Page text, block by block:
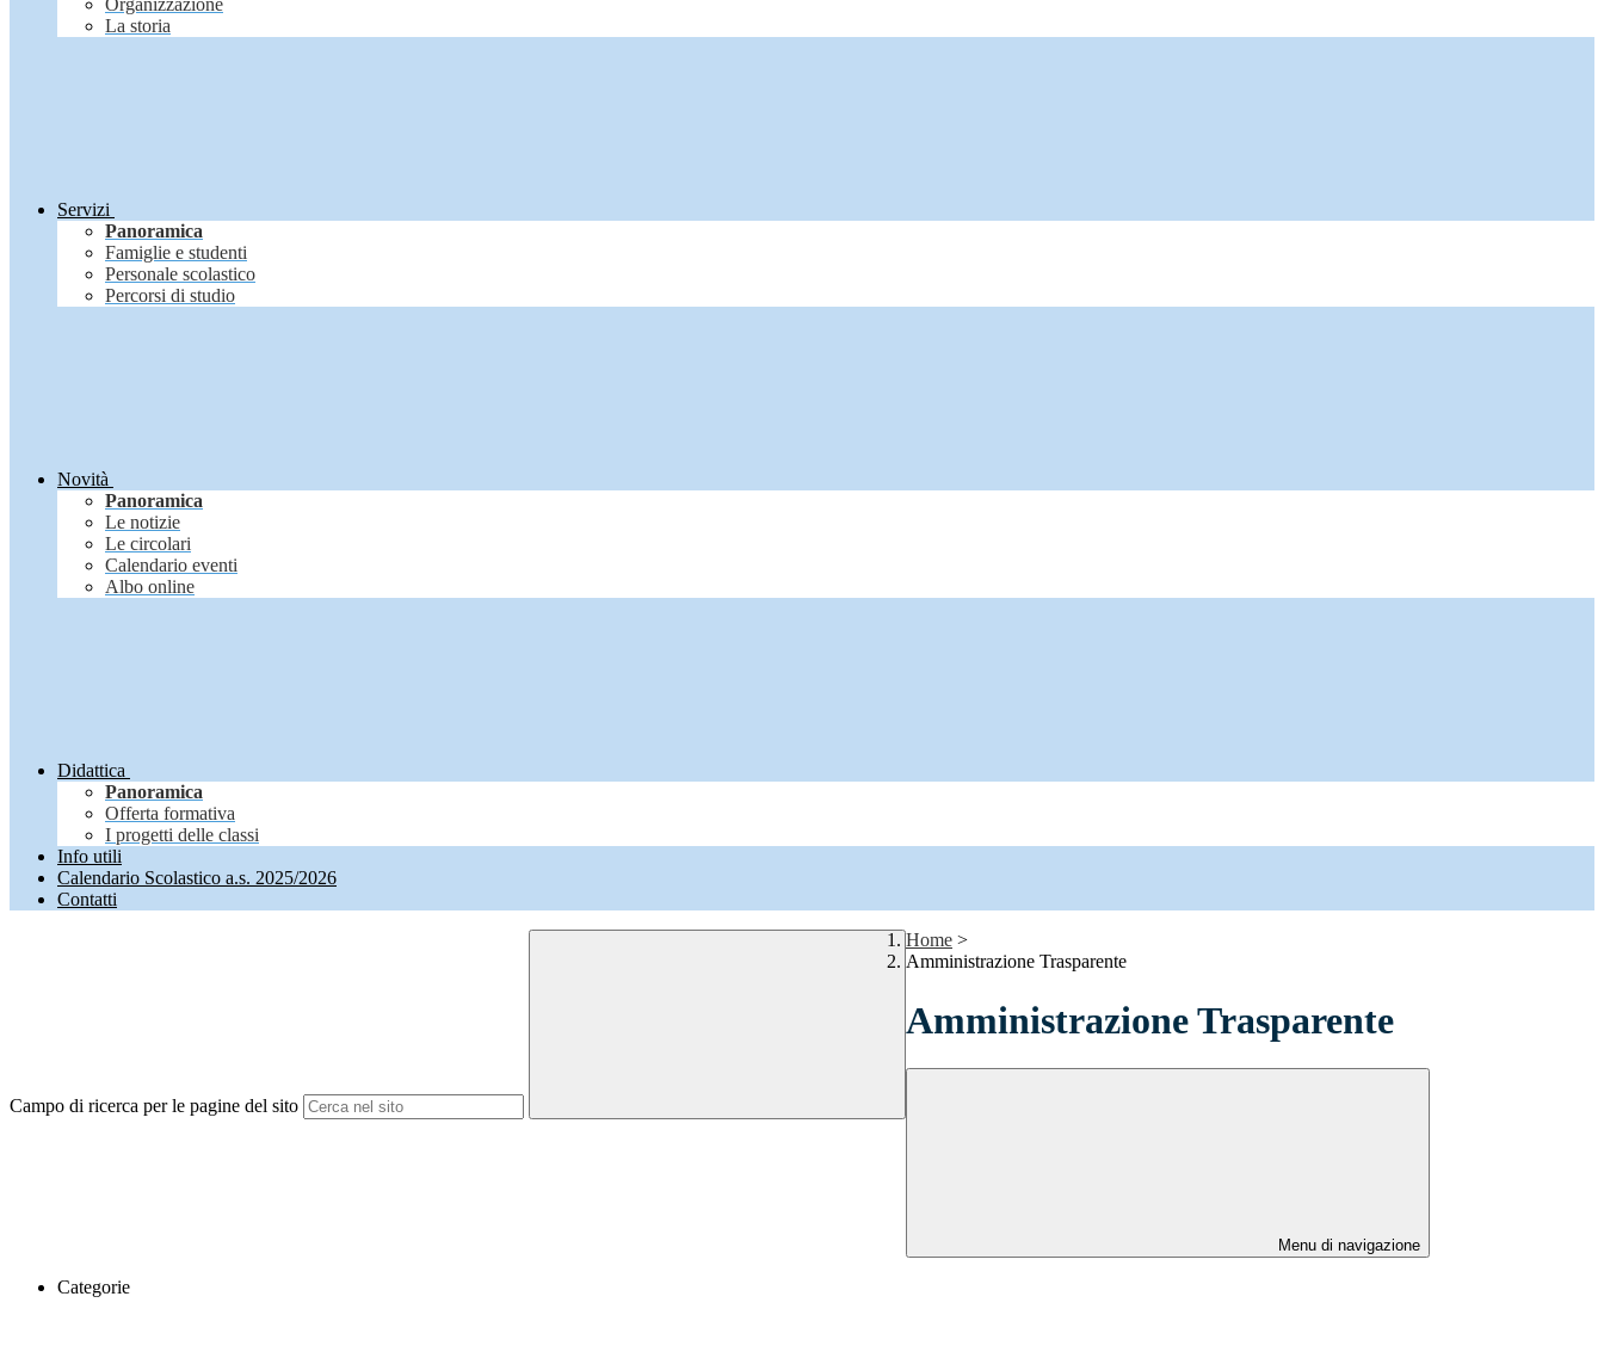
Organizzazione
La storia
Servizi
Panoramica
Famiglie e studenti
Personale scolastico
Percorsi di studio
Novità
Panoramica
Le notizie
Le circolari
Calendario eventi
Albo online
Didattica
Panoramica
Offerta formativa
I progetti delle classi
Info utili
Calendario Scolastico a.s. 2025/2026
Contatti
Campo di ricerca per le pagine del sito
Home >
Amministrazione Trasparente
Amministrazione Trasparente
Menu di navigazione
Categorie